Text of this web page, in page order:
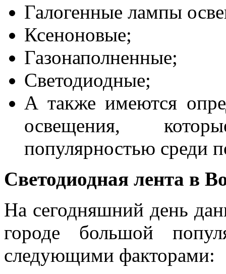
Галогенные лампы
Ксеноновые;
Газонаполненные;
Светодиодные;
А также имеются
освещения,
популярностью среди
Светодиодная лента в
На сегодняшний день
городе большой
следующими факторами: